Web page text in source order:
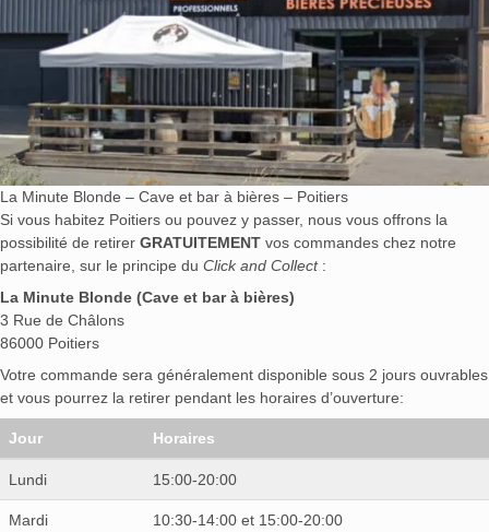
La Minute Blonde – Cave et bar à bières – Poitiers
Si vous habitez Poitiers ou pouvez y passer, nous vous offrons la
possibilité de retirer GRATUITEMENT vos commandes chez notre
partenaire, sur le principe du Click and Collect:
La Minute Blonde (Cave et bar à bières)
3 Rue de Châlons
86000 Poitiers
Votre commande sera généralement disponible sous 2 jours ouvrables
et vous pourrez la retirer pendant les horaires d’ouverture:
Jour Horaires
Lundi 15:00-20:00
Mardi 10:30-14:00 et 15:00-20:00